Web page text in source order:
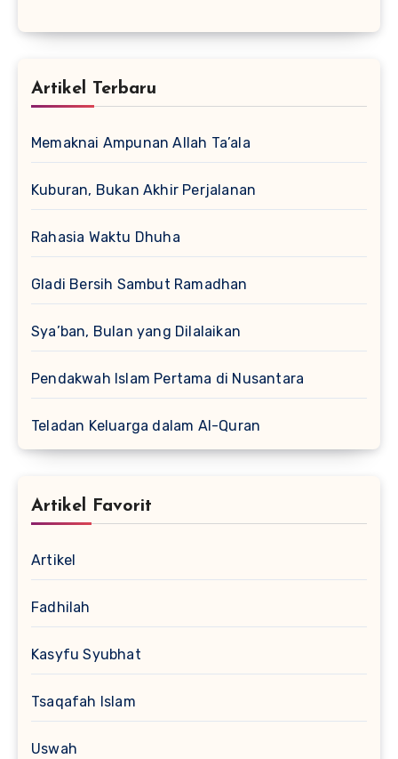
Artikel Terbaru
Memaknai Ampunan Allah Ta’ala
Kuburan, Bukan Akhir Perjalanan
Rahasia Waktu Dhuha
Gladi Bersih Sambut Ramadhan
Sya’ban, Bulan yang Dilalaikan
Pendakwah Islam Pertama di Nusantara
Teladan Keluarga dalam Al-Quran
Artikel Favorit
Artikel
Fadhilah
Kasyfu Syubhat
Tsaqafah Islam
Uswah